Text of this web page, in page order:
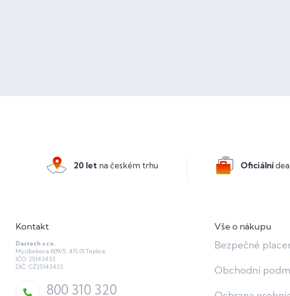
20 let na českém trhu Oficiální
Kontakt
Dastech s.r.o.
Myslbekova 809/5, 415 01 Teplice
IČO: 25143433
DIČ: CZ25143433
800 310 320
Vše o nákupu
Bezpečné
Obchodní